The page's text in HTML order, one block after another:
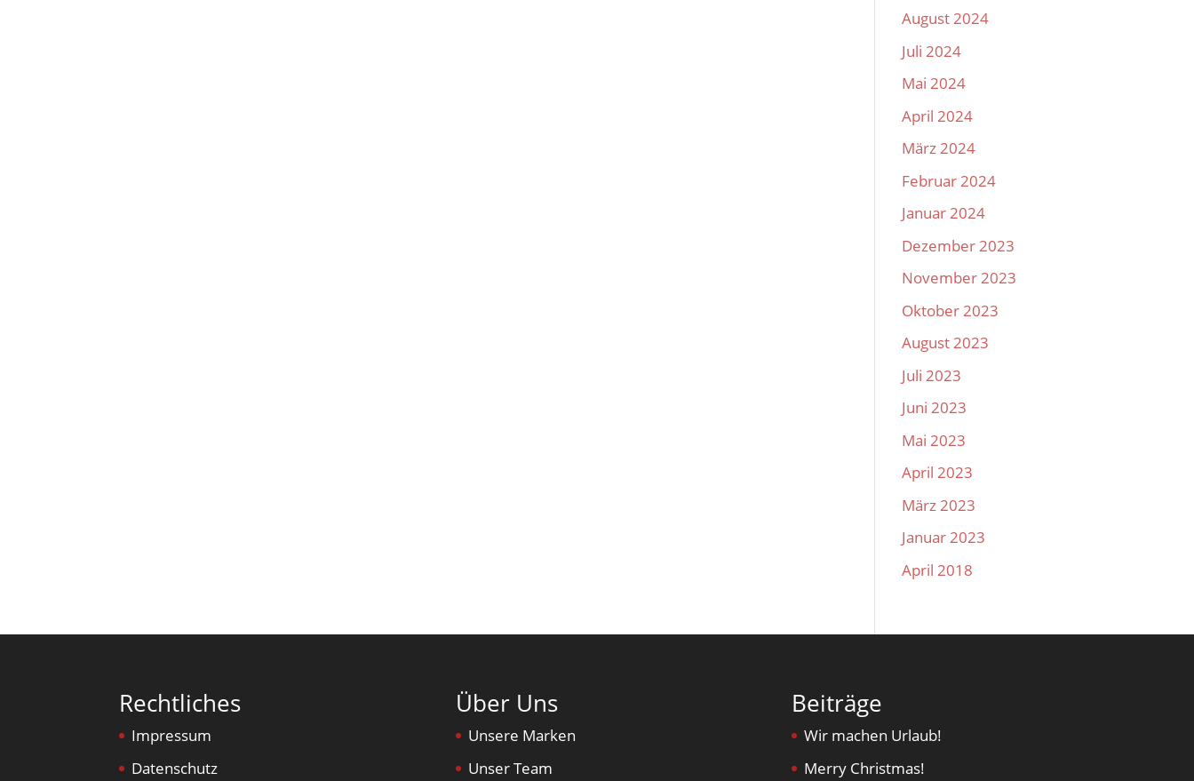
August 2024
Juli 2024
Mai 2024
April 2024
März 2024
Februar 2024
Januar 2024
Dezember 2023
November 2023
Oktober 2023
August 2023
Juli 2023
Juni 2023
Mai 2023
April 2023
März 2023
Januar 2023
April 2018
Rechtliches
Impressum
Datenschutz
Über Uns
Unsere Marken
Unser Team
Beiträge
Wir machen Urlaub!
Merry Christmas!